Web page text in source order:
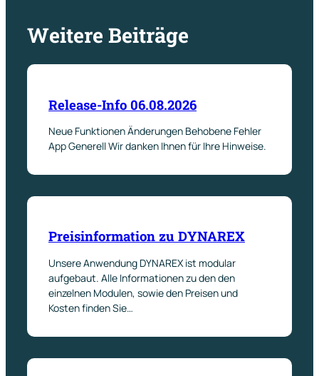
Weitere Beiträge
Release-Info 06.08.2026
Neue Funktionen Änderungen Behobene Fehler
App Generell Wir danken Ihnen für Ihre Hinweise.
Preisinformation zu DYNAREX
Unsere Anwendung DYNAREX ist modular
aufgebaut. Alle Informationen zu den den
einzelnen Modulen, sowie den Preisen und
Kosten finden Sie…